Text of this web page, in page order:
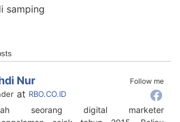
samping
Follow me
Nur
at RBO.CO.ID
seorang digital marketer